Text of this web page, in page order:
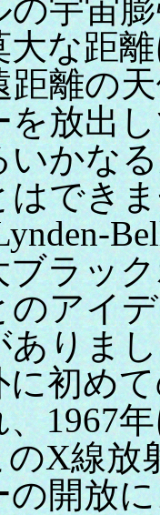
宇宙
大な距
距離の
を放出
いかな
はでき
ブラッ
のアイ
りま
に初め
1967
のX線
開放